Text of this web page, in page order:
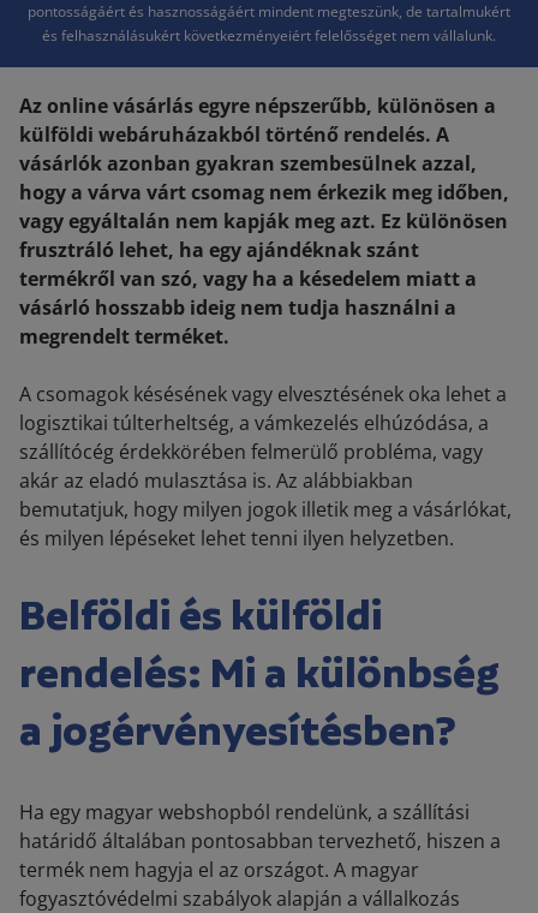
pontosságáért és hasznosságáért mindent megteszünk, de tartalmukért
és felhasználásukért következményeiért felelősséget nem vállalunk.
Az online vásárlás egyre népszerűbb, különösen a
külföldi webáruházakból történő rendelés. A
vásárlók azonban gyakran szembesülnek azzal,
hogy a várva várt csomag nem érkezik meg időben,
vagy egyáltalán nem kapják meg azt. Ez különösen
frusztráló lehet, ha egy ajándéknak szánt
termékről van szó, vagy ha a késedelem miatt a
vásárló hosszabb ideig nem tudja használni a
megrendelt terméket.
A csomagok késésének vagy elvesztésének oka lehet a
logisztikai túlterheltség, a vámkezelés elhúzódása, a
szállítócég érdekkörében felmerülő probléma, vagy
akár az eladó mulasztása is. Az alábbiakban
bemutatjuk, hogy milyen jogok illetik meg a vásárlókat,
és milyen lépéseket lehet tenni ilyen helyzetben.
Belföldi és külföldi
rendelés: Mi a különbség
a jogérvényesítésben?
Ha egy magyar webshopból rendelünk, a szállítási
határidő általában pontosabban tervezhető, hiszen a
termék nem hagyja el az országot. A magyar
fogyasztóvédelmi szabályok alapján a vállalkozás